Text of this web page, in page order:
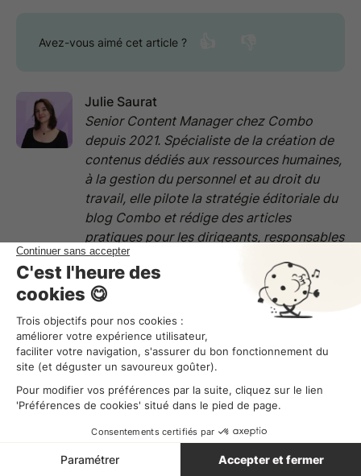
Avez-vous aimé cet article ?
Julie Saurat
Senior Content Manager chez Combo
depuis 2021. Spécialiste de la création de
contenus dédiés aux ressources humaines,
à la gestion du personnel et au droit du
travail, elle pilote la stratégie éditoriale du
blog Combo et rédige des articles
pratiques pour les dirigeants, responsables
RH et managers. Son objectif : rendre
accessibles les enjeux légaux et sociaux
qui impactent le quotidien des entreprises,
notamment dans les secteurs de la
restauration, de l’hôtellerie et du
commerce.